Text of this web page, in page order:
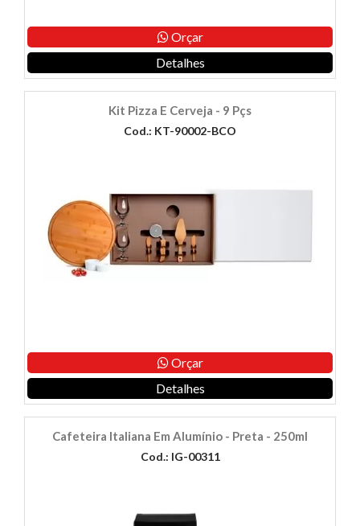
Orçar
Detalhes
Kit Pizza E Cerveja - 9 Pçs
Cod.: KT-90002-BCO
Orçar
Detalhes
Cafeteira Italiana Em Alumínio - Preta - 250ml
Cod.: IG-00311